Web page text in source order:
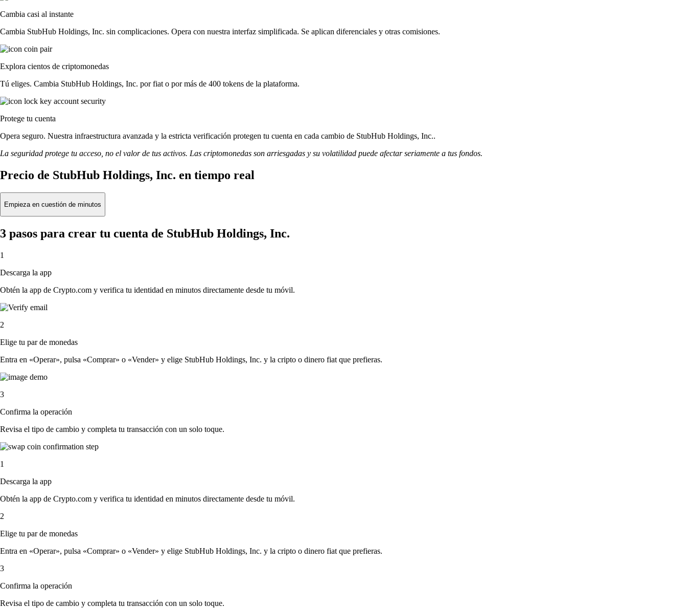
Cambia casi al instante
Cambia StubHub Holdings, Inc. sin complicaciones. Opera con nuestra interfaz simplificada. Se aplican diferenciales y otras comisiones.
Explora cientos de criptomonedas
Tú eliges. Cambia StubHub Holdings, Inc. por fiat o por más de 400 tokens de la plataforma.
Protege tu cuenta
Opera seguro. Nuestra infraestructura avanzada y la estricta verificación protegen tu cuenta en cada cambio de StubHub Holdings, Inc..
La seguridad protege tu acceso, no el valor de tus activos. Las criptomonedas son arriesgadas y su volatilidad puede afectar seriamente a tus fondos.
Precio de StubHub Holdings, Inc. en tiempo real
Empieza en cuestión de minutos
3 pasos para crear tu cuenta de StubHub Holdings, Inc.
1
Descarga la app
Obtén la app de Crypto.com y verifica tu identidad en minutos directamente desde tu móvil.
2
Elige tu par de monedas
Entra en «Operar», pulsa «Comprar» o «Vender» y elige StubHub Holdings, Inc. y la cripto o dinero fiat que prefieras.
3
Confirma la operación
Revisa el tipo de cambio y completa tu transacción con un solo toque.
1
Descarga la app
Obtén la app de Crypto.com y verifica tu identidad en minutos directamente desde tu móvil.
2
Elige tu par de monedas
Entra en «Operar», pulsa «Comprar» o «Vender» y elige StubHub Holdings, Inc. y la cripto o dinero fiat que prefieras.
3
Confirma la operación
Revisa el tipo de cambio y completa tu transacción con un solo toque.